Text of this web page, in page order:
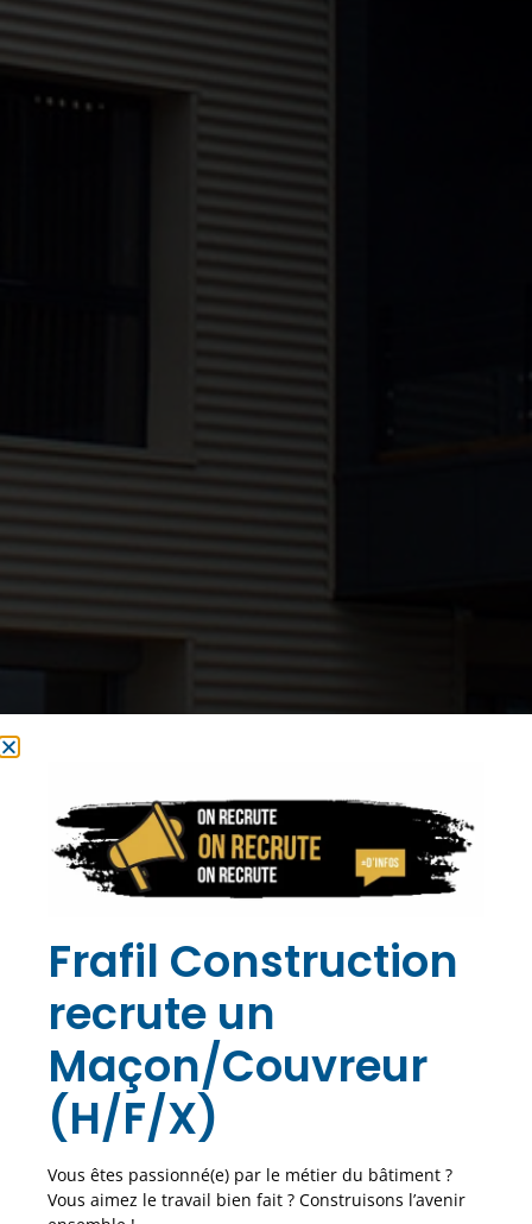
Frafil Construction
recrute un
Maçon/Couvreur
(H/F/X)
Vous êtes passionné(e) par le métier du bâtiment ?
Vous aimez le travail bien fait ? Construisons l’avenir